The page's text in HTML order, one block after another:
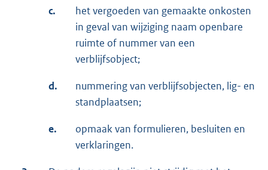
c.
het vergoeden van gemaakte onkosten
in geval van wijziging naam openbare
ruimte of nummer van een
verblijfsobject;
d.
nummering van verblijfsobjecten, lig- en
standplaatsen;
e.
opmaak van formulieren, besluiten en
verklaringen.